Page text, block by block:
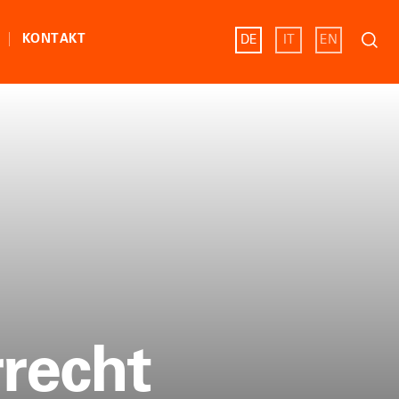
KONTAKT DE EN